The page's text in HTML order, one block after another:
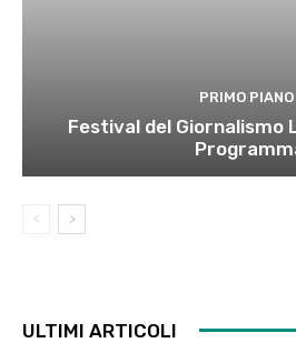
PRIMO PIANO
Festival del Giornalismo
ULTIMI ARTICOLI